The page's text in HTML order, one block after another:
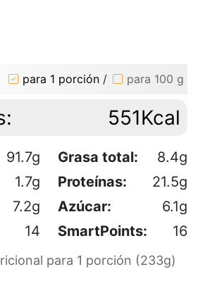
para 1 porción / para 100 g
551Kcal
91.7g Grasa total:
8.4g
1.7g Proteínas:
21.5g
7.2g Azúcar:
6.1g
14 SmartPoints: 16
para 1 porción (233g)